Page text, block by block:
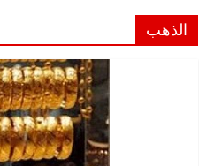
هي
الدرب
الذهب